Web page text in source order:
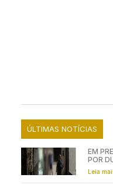
ÚLTIMAS NOTÍCIAS
EM
POR
Leia